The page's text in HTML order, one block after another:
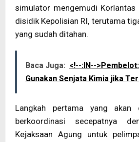
simulator mengemudi Korlantas
disidik Kepolisian RI, terutama
yang sudah ditahan.
Baca Juga: <!--:IN--
Gunakan Senjata Kimia jika
Langkah pertama yang akan
berkoordinasi secepatnya
Kejaksaan Agung untuk